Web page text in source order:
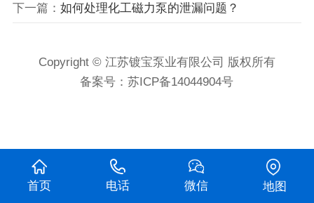
下一篇： 如何处理化工磁力泵的泄漏问题？
Copyright © 江苏镀宝泵业有限公司 版权所有
备案号：苏ICP备14044904号
首页 电话 微信 地图